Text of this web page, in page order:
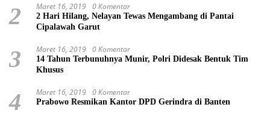
2 Maret 16, 2019 0 Komentar
2 Hari Hilang, Nelayan Tewas Mengambang di Pantai
Cipalawah Garut
3 Maret 16, 2019 0 Komentar
14 Tahun Terbunuhnya Munir, Polri Didesak Bentuk Tim
Khusus
4 Maret 16, 2019 0 Komentar
Prabowo Resmikan Kantor DPD Gerindra di Banten